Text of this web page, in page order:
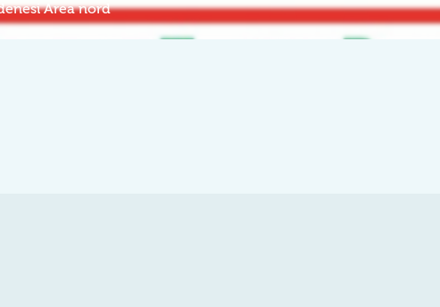
Area nord